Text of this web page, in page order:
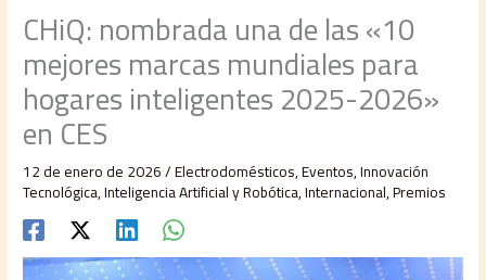
CHiQ: nombrada una de las «10
mejores marcas mundiales para
hogares inteligentes 2025-2026»
en CES
12 de enero de 2026/Electrodomésticos,Eventos,Innovación
Tecnológica,Inteligencia Artificial y Robótica,Internacional,Premios